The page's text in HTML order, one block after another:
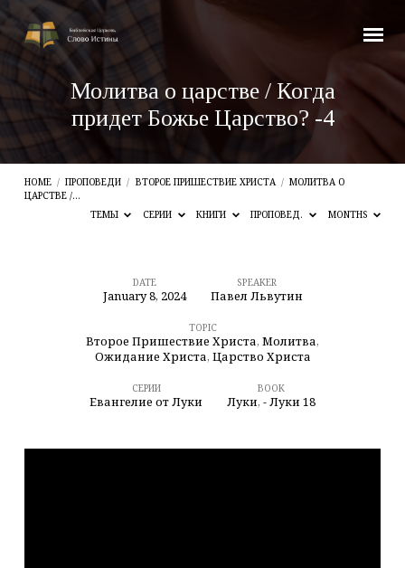
Молитва о царстве / Когда
придет Божье Царство? -4
HOME / ПРОПОВЕДИ / ВТОРОЕ ПРИШЕСТВИЕ ХРИСТА / МОЛИТВА О
ЦАРСТВЕ /…
ТЕМЫ
СЕРИИ КНИГИ ПРОПОВЕД. MONTHS
Молитва
царстве
Божье
DATE
January 8, 2024
SPEAKER
Павел Львутин
TOPIC
Второе Пришествие Христа, Молитва,
Ожидание Христа, Царство Христа
СЕРИИ
Евангелие от Луки
BOOK
Луки, - Луки 18